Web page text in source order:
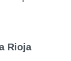
Rioja